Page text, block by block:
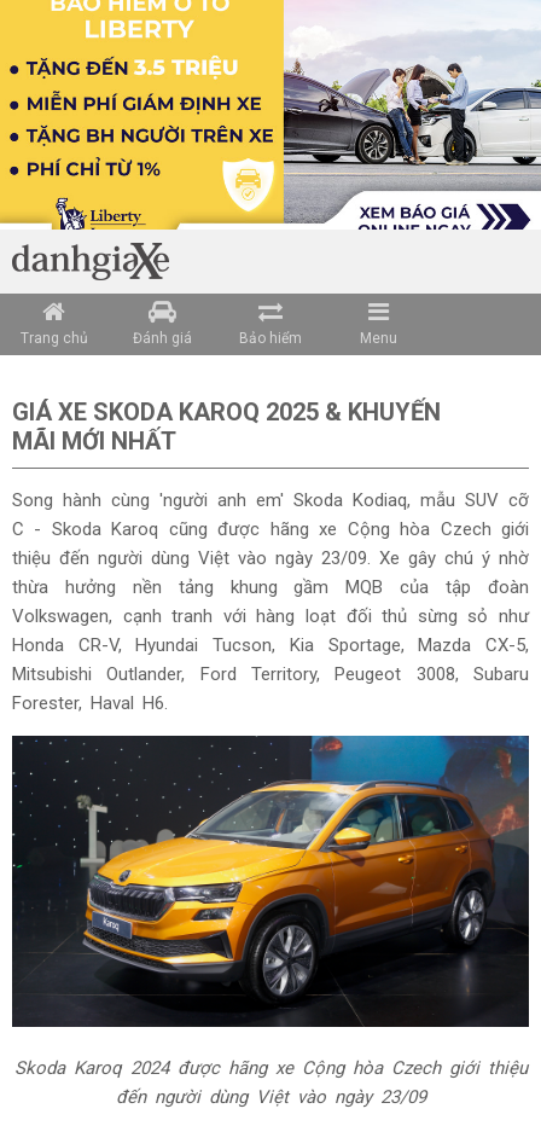
Trang chủ Đánh giá Bảo hiểm Menu
GIÁ XE SKODA KAROQ 2025 & KHUYẾN
MÃI MỚI NHẤT
Song hành cùng 'người anh em' Skoda Kodiaq, mẫu SUV cỡ
C - Skoda Karoq cũng được hãng xe Cộng hòa Czech giới
thiệu đến người dùng Việt vào ngày 23/09. Xe gây chú ý nhờ
thừa hưởng nền tảng khung gầm MQB của tập đoàn
Volkswagen, cạnh tranh với hàng loạt đối thủ sừng sỏ như
Honda CR-V, Hyundai Tucson, Kia Sportage, Mazda CX-5,
Mitsubishi Outlander, Ford Territory, Peugeot 3008, Subaru
Forester, Haval H6.
Skoda Karoq 2024 được hãng xe Cộng hòa Czech giới thiệu
đến người dùng Việt vào ngày 23/09